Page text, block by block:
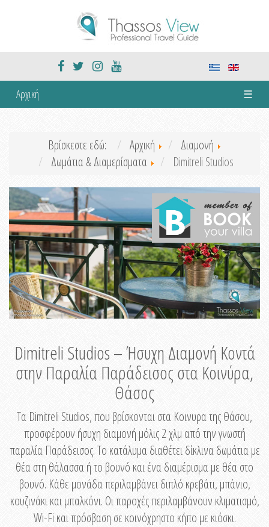
Αρχική ☰
Βρίσκεστε εδώ: Αρχική
Διαμονή
Δωμάτια & Διαμερίσματα
Dimitreli Studios
Dimitreli Studios – Ήσυχη Διαμονή Κοντά
στην Παραλία Παράδεισος στα Κοινύρα,
Θάσος
Τα Dimitreli Studios, που βρίσκονται στα Κοινυρα της Θάσου,
προσφέρουν ήσυχη διαμονή μόλις 2 χλμ από την γνωστή
παραλία Παράδεισος. Το κατάλυμα διαθέτει δίκλινα δωμάτια με
θέα στη θάλασσα ή το βουνό και ένα διαμέρισμα με θέα στο
βουνό. Κάθε μονάδα περιλαμβάνει διπλό κρεβάτι, μπάνιο,
κουζινάκι και μπαλκόνι. Οι παροχές περιλαμβάνουν κλιματισμό,
Wi-Fi και πρόσβαση σε κοινόχρηστο κήπο με κιόσκι.